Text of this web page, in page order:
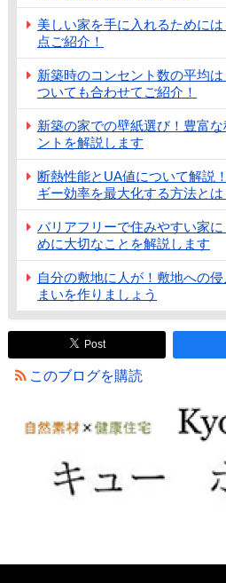
美しい家を手に入れるために
点ご紹介！
新築時のコンセント数の平均
ついても合わせてご紹介！
新築の家での壁紙選び！豊富
ントを解説します
断熱性能とUA値について解説
ギー効率を最大化する方法とは
バリアフリーで住みやすい家
めに大切なことを解説します
自分の敷地に人が！敷地への
まいを作りましょう
Post
このブログを購読